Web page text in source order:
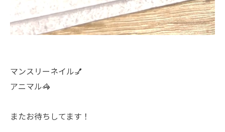
マンスリーネイル💅
アニマル🦓
またお待ちしてます！